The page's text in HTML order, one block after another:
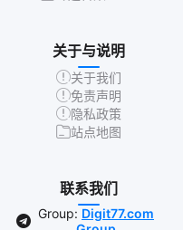
关于与说明
关于我们
免责声明
隐私政策
站点地图
联系我们
Group: Digit77.com